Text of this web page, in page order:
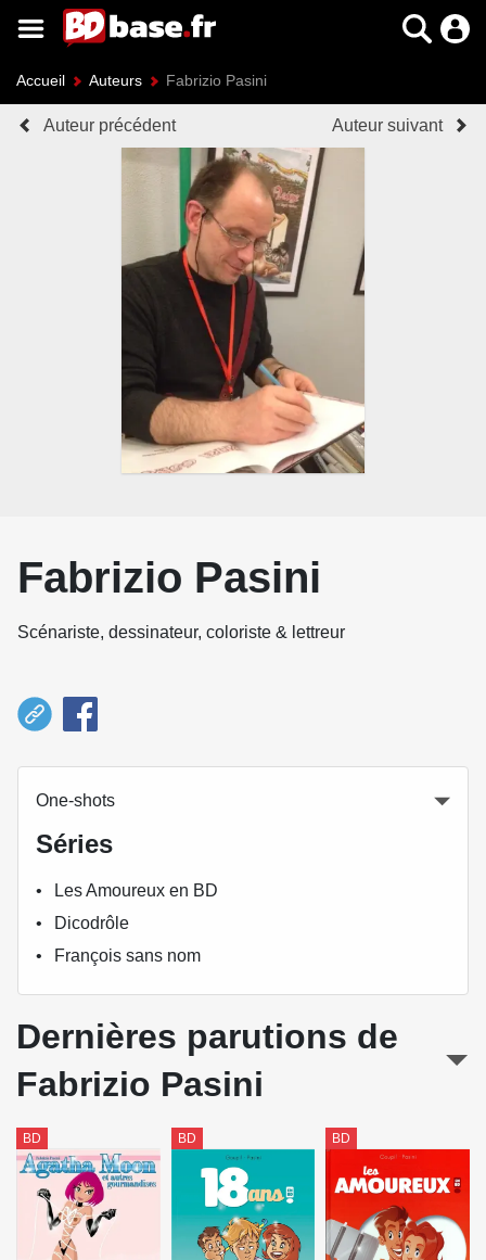
Accueil Auteurs Fabrizio Pasini
Auteur précédent Auteur suivant
Fabrizio Pasini
Scénariste, dessinateur, coloriste & lettreur
One-shots
Séries
Les Amoureux en BD
Dicodrôle
François sans nom
Dernières parutions de
Fabrizio Pasini
BD BD BD